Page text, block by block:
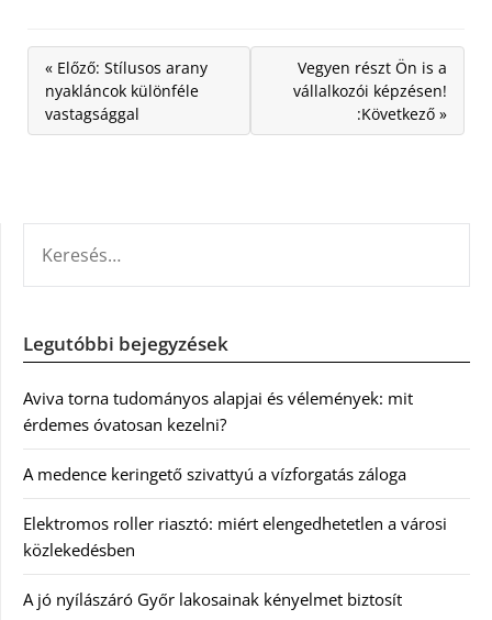
« Előző: Stílusos arany
nyakláncok különféle
vastagsággal
Vegyen részt Ön is a
vállalkozói képzésen!
:Következő »
Legutóbbi bejegyzések
Aviva torna tudományos alapjai és vélemények: mit
érdemes óvatosan kezelni?
A medence keringető szivattyú a vízforgatás záloga
Elektromos roller riasztó: miért elengedhetetlen a városi
közlekedésben
A jó nyílászáró Győr lakosainak kényelmet biztosít